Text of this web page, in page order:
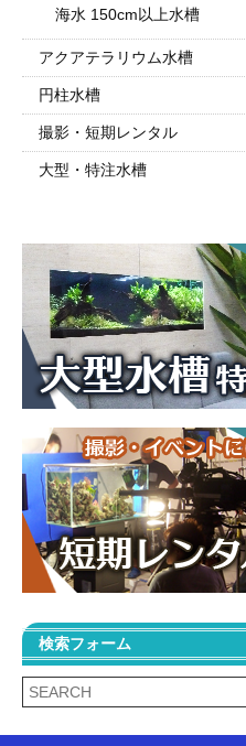
海水 150cm以上水槽
アクアテラリウム水槽
円柱水槽
撮影・短期レンタル
大型・特注水槽
検索フォーム